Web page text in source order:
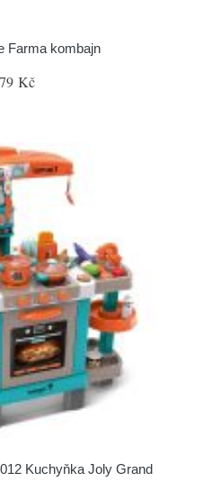
Farma kombajn
Kč
Kuchyňka Joly Grand